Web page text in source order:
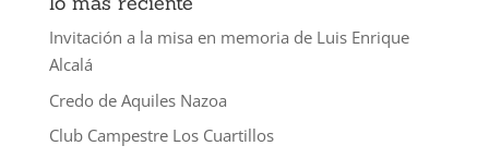
Invitación a la misa en memoria de Luis Enrique
Alcalá
Credo de Aquiles Nazoa
Club Campestre Los Cuartillos